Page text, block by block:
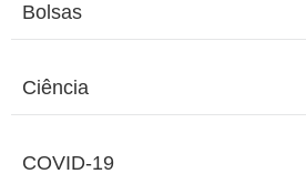
Bolsas
Ciência
COVID-19